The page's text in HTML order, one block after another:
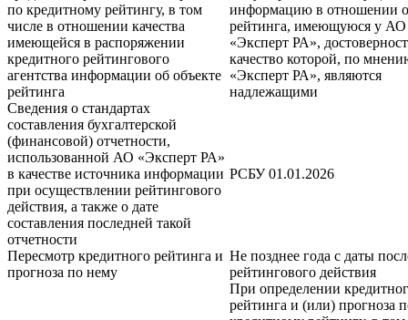
по кредитному рейтингу, в том
числе в отношении качества
имеющейся в распоряжении
кредитного рейтингового
агентства информации об объекте
рейтинга
информацию в отношении
рейтинга, имеющуюся у АО
«Эксперт РА»,
качество которой, по
«Эксперт РА», являются
надлежащими
Сведения о стандартах
составления бухгалтерской
(финансовой) отчетности,
использованной АО «Эксперт РА»
в качестве источника информации
при осуществлении рейтингового
действия, а также о дате
составления последней такой
отчетности
РСБУ 01.01.2026
Пересмотр кредитного рейтинга и
прогноза по нему
Не позднее года с даты
рейтингового действия
При определении
рейтинга и (или) прогноза